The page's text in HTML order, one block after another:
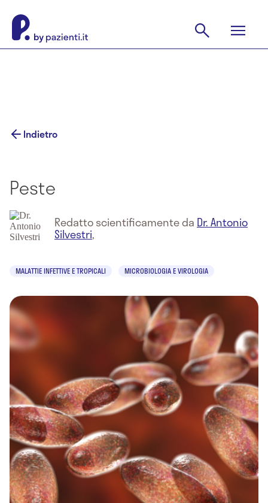
Indietro
Peste
Redatto scientificamente da Dr. Antonio
Silvestri,
MALATTIE INFETTIVE E TROPICALI MICROBIOLOGIA E VIROLOGIA